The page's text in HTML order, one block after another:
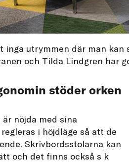
inga utrymmen där man kan
och Tilda Lindgren har
stöder orken
nöjda med sina
i höjdläge så att de
Skrivbordsstolarna kan
och det finns också s k